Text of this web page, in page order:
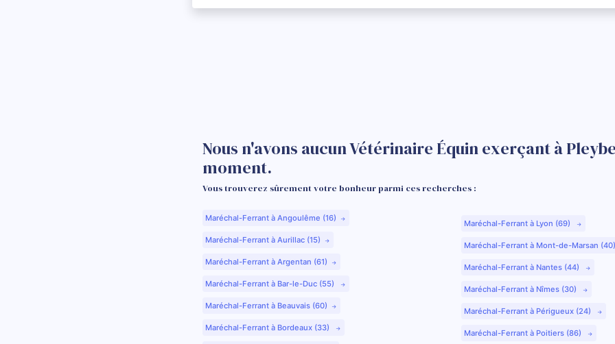
Nous n'avons aucun Vétérinaire Équin exerçant à
moment.
Vous trouverez sûrement votre bonheur parmi ces recherches :
Maréchal-Ferrant à Angoulême (16)
Maréchal-Ferrant à Aurillac (15)
Maréchal-Ferrant à Argentan (61)
Maréchal-Ferrant à Bar-le-Duc (55)
Maréchal-Ferrant à Beauvais (60)
Maréchal-Ferrant à Bordeaux (33)
Maréchal-Ferrant à Lyon (69)
Maréchal-Ferrant à Mont-de-Marsan
Maréchal-Ferrant à Nantes (44)
Maréchal-Ferrant à Nîmes (30)
Maréchal-Ferrant à Périgueux (24)
Maréchal-Ferrant à Poitiers (86)